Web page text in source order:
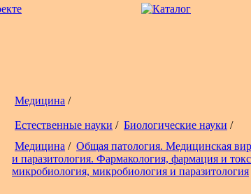
Медицина /
Естественные науки / Биологические науки /
Медицина / Общая патология. Медицинская
и паразитология. Фармакология, фармация и
микробиология, микробиология и паразитология